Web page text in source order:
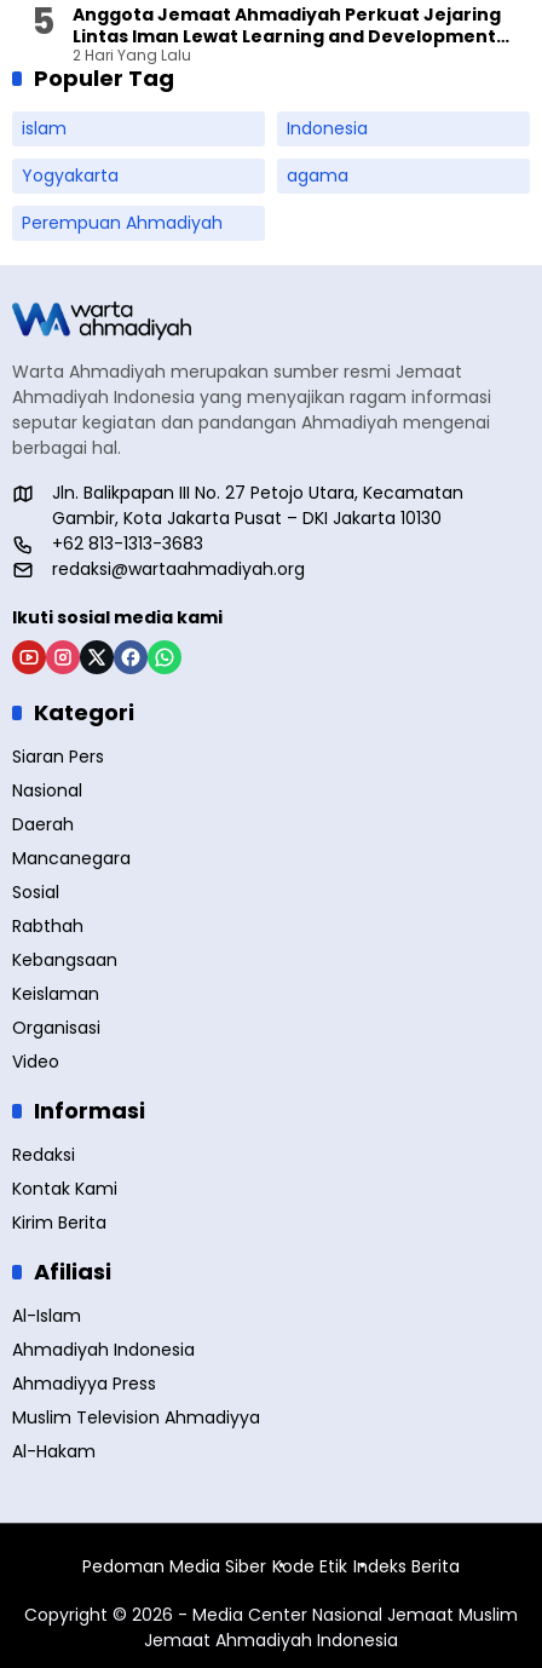
Anggota Jemaat Ahmadiyah Perkuat Jejaring
Lintas Iman Lewat Learning and Development
Festival di Yogyakarta
2 Hari Yang Lalu
Populer Tag
islam
Indonesia
Yogyakarta
agama
Perempuan Ahmadiyah
Warta Ahmadiyah merupakan sumber resmi Jemaat
Ahmadiyah Indonesia yang menyajikan ragam informasi
seputar kegiatan dan pandangan Ahmadiyah mengenai
berbagai hal.
Jln. Balikpapan III No. 27 Petojo Utara, Kecamatan
Gambir, Kota Jakarta Pusat – DKI Jakarta 10130
+62 813-1313-3683
redaksi@wartaahmadiyah.org
Ikuti sosial media kami
Kategori
Siaran Pers
Nasional
Daerah
Mancanegara
Sosial
Rabthah
Kebangsaan
Keislaman
Organisasi
Video
Informasi
Redaksi
Kontak Kami
Kirim Berita
Afiliasi
Al-Islam
Ahmadiyah Indonesia
Ahmadiyya Press
Muslim Television Ahmadiyya
Al-Hakam
Pedoman Media Siber Kode Etik Indeks Berita
Copyright © 2026 - Media Center Nasional Jemaat Muslim
Jemaat Ahmadiyah Indonesia